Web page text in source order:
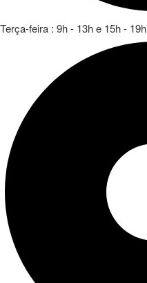
Terça-feira : 9h - 13h e 15h - 19h